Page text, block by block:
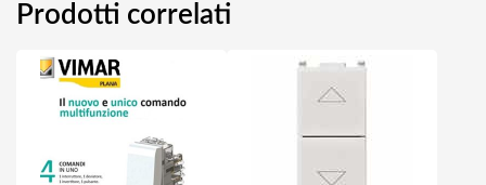
Prodotti correlati